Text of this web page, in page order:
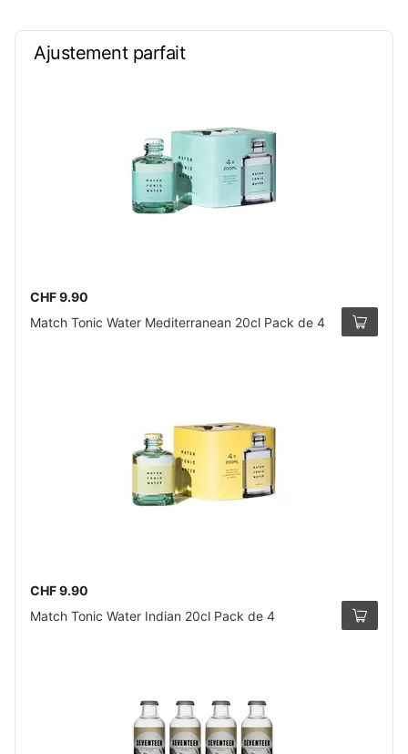
Ajustement parfait
CHF 9.90
Match Tonic Water Mediterranean 20cl Pack de 4
CHF 9.90
Match Tonic Water Indian 20cl Pack de 4